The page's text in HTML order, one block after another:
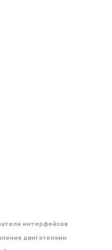
интерфейсов
двигателями